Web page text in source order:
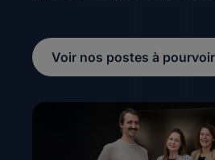
Voir nos postes à pourvoir